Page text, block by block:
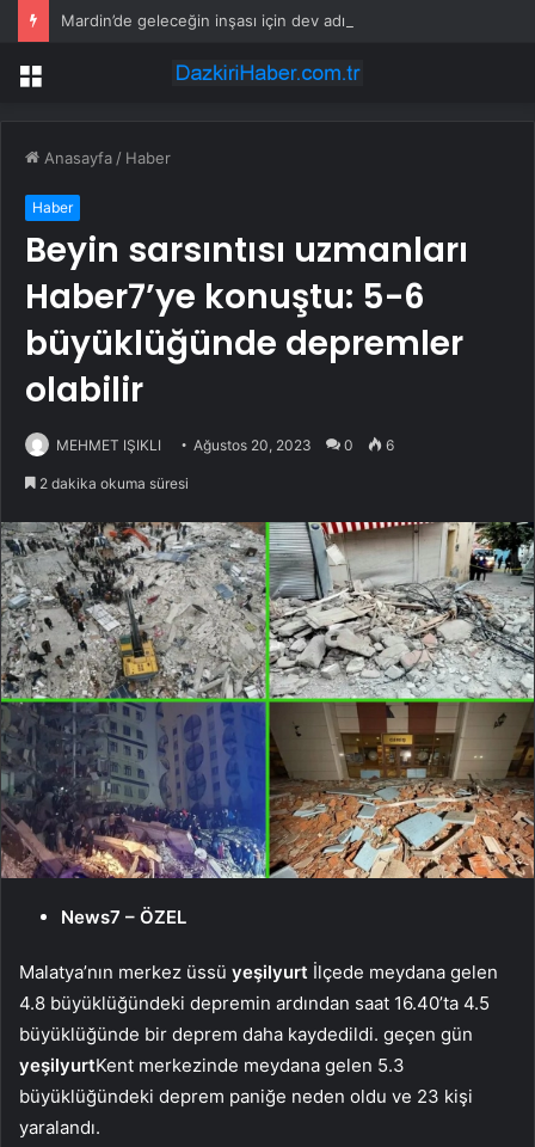
Menü
Anasayfa / Haber
Haber
Beyin sarsıntısı uzmanları
Haber7’ye konuştu: 5-6
büyüklüğünde depremler
olabilir
MEHMET IŞIKLI Ağustos 20, 2023 0 6
2 dakika okuma süresi
News7 – ÖZEL
Malatya’nın merkez üssü yeşilyurt İlçede meydana gelen
4.8 büyüklüğündeki depremin ardından saat 16.40’ta 4.5
büyüklüğünde bir deprem daha kaydedildi. geçen gün
yeşilyurtKent merkezinde meydana gelen 5.3
büyüklüğündeki deprem paniğe neden oldu ve 23 kişi
yaralandı.